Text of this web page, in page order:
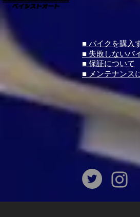
■ バイクを購入
■ 失敗しないバ
■ 保証について
■ メンテナンス